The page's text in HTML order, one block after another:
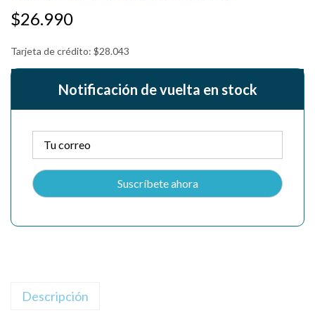
$26.990
Tarjeta de crédito: $28.043
Notificación de vuelta en stock
Descripción